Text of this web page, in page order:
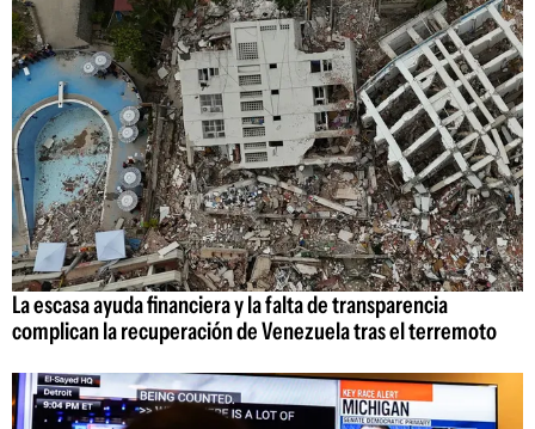
La escasa ayuda financiera y la falta de transparencia
complican la recuperación de Venezuela tras el terremoto